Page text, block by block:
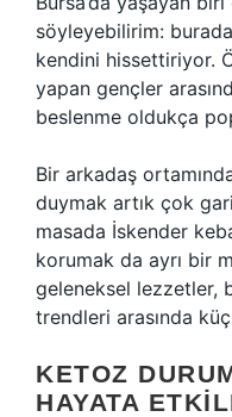
söyleyebilirim:
kendini hissettiriyor.
yapan gençler
beslenme oldukça
Bir arkadaş
duymak artık çok
masada İskender
korumak da ayrı bir
geleneksel lezzetler,
trendleri arasında
KETOZ
HAYATA